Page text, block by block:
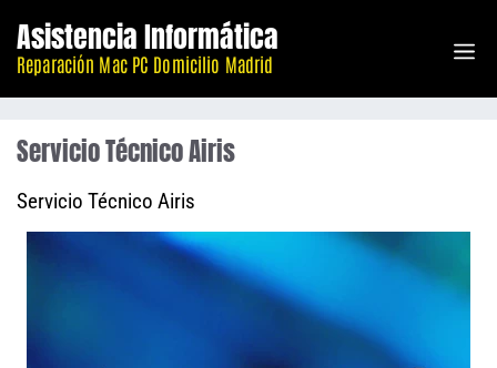
contenido
Asistencia Informática
Reparación Mac PC Domicilio Madrid
Servicio Técnico Airis
Servicio Técnico Airis